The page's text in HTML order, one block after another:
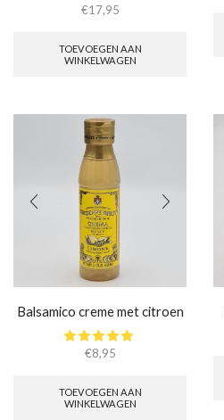
€17,95
TOEVOEGEN AAN
WINKELWAGEN
Balsamico creme met citroen
€8,95
TOEVOEGEN AAN
WINKELWAGEN